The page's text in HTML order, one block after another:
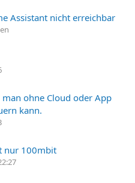
Assistant nicht erreichbar
ohne Cloud oder App
kann.
nur 100mbit